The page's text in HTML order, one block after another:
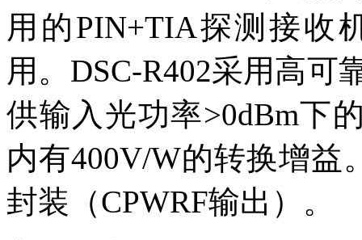
用的PIN+TIA探测接收
用。DSC-R402采用高可
供输入光功率>0dBm下
内有400V/W的转换增益
封装（CPWRF输出）。